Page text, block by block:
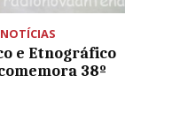
NOTÍCIAS
e Etnográfico
38º